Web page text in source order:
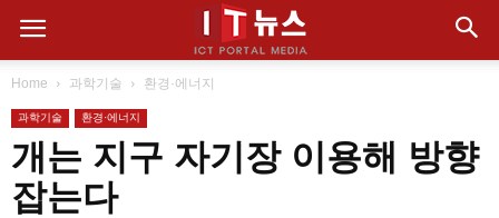
Home 과학기술 환경·에너지
과학기술 환경·에너지
개는 지구 자기장 이용해 방향
잡는다